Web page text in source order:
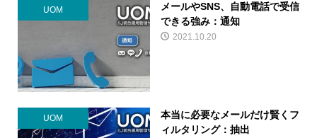
UOM
メールやSNS、自動電話で受信
できる強み：通知
2021.10.20
UOM
本当に必要なメールだけ賢くフ
ィルタリング：抽出